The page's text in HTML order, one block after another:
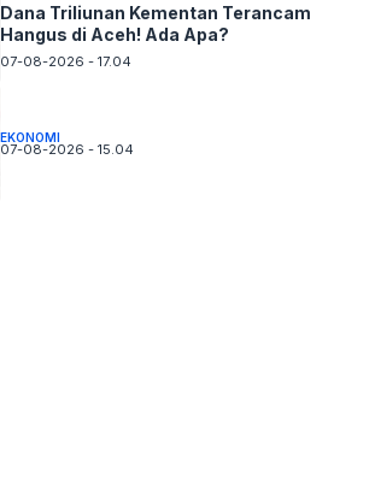
Dana Triliunan Kementan Terancam
Hangus di Aceh! Ada Apa?
07-08-2026 - 17.04
EKONOMI
07-08-2026 - 15.04